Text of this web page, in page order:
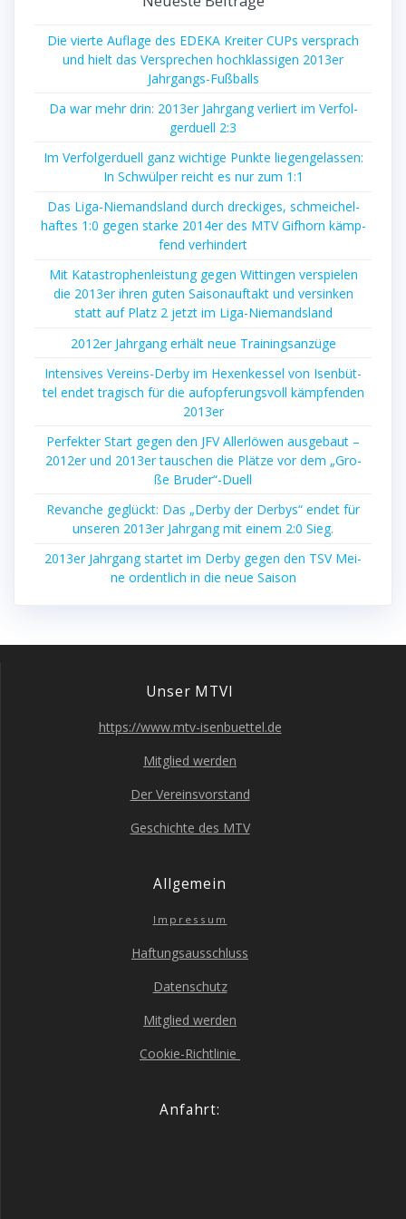
Die vier­te Auf­la­ge des EDEKA Krei­ter CUPs ver­sprach
und hielt das Ver­spre­chen hoch­klas­si­gen 2013er
Jahrgangs-Fußballs
Da war mehr drin: 2013er Jahr­gang ver­liert im Ver­fol­
ger­du­ell 2:3
Im Ver­fol­ger­du­ell ganz wich­ti­ge Punk­te lie­gen­ge­las­sen:
In Schwül­per reicht es nur zum 1:1
Das Liga-Nie­mands­land durch dre­cki­ges, schmei­chel­
haf­tes 1:0 gegen star­ke 2014er des MTV Gif­horn kämp­
fend verhindert
Mit Kata­stro­phen­leis­tung gegen Wit­tin­gen ver­spie­len
die 2013er ihren guten Sai­son­auf­takt und ver­sin­ken
statt auf Platz 2 jetzt im Liga-Niemandsland
2012er Jahr­gang erhält neue Trainingsanzüge
Inten­si­ves Ver­eins-Der­by im Hexen­kes­sel von Isen­büt­
tel endet tra­gisch für die auf­op­fe­rungs­voll kämp­fen­den
2013er
Per­fek­ter Start gegen den JFV Aller­lö­wen aus­ge­baut –
2012er und 2013er tau­schen die Plät­ze vor dem „Gro­
ße Bruder“-Duell
Revan­che geglückt: Das „Der­by der Der­bys“ endet für
unse­ren 2013er Jahr­gang mit einem 2:0 Sieg.
2013er Jahr­gang star­tet im Der­by gegen den TSV Mei­
ne ordent­lich in die neue Saison
Unser MTVI
https://www.mtv-isenbuettel.de
Mit­glied werden
Der Ver­eins­vor­stand
Geschich­te des MTV
All­ge­mein
Impres­sum
Haf­tungs­aus­schluss
Daten­schutz
Mit­glied werden
Coo­kie-Richt­li­nie
Anfahrt: